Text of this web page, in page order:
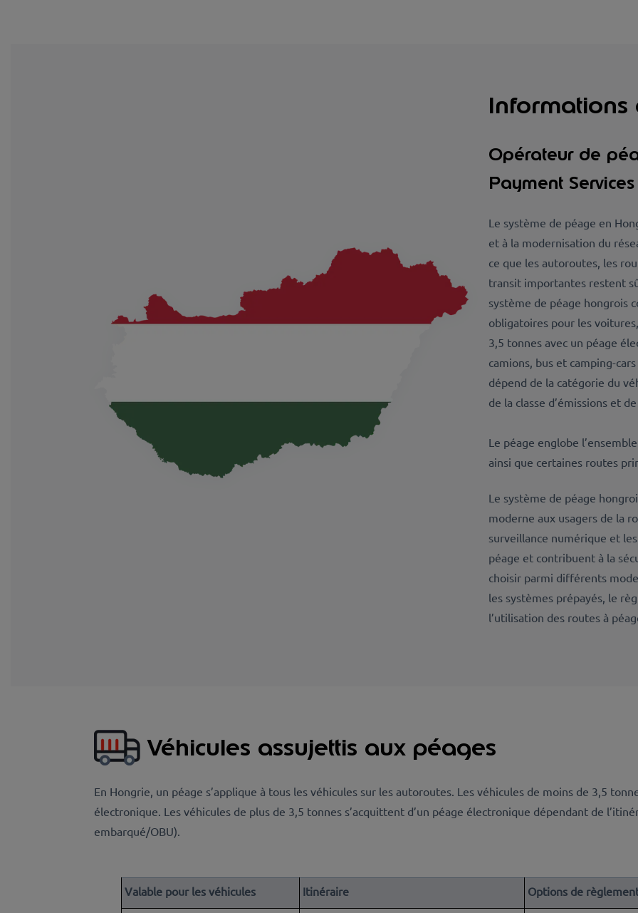
Informations
Opérateur de
Payment
Le système de péage en
et à la modernisation du
ce que les autoroutes, les
transit importantes restent
système de péage hongrois
obligatoires pour les
3,5 tonnes avec un péage
camions, bus et camping-
dépend de la catégorie du
de la classe d’émissions et
Le péage englobe
ainsi que certaines routes
Le système de péage
moderne aux usagers de la
surveillance numérique et
péage et contribuent à la
choisir parmi différents
les systèmes prépayés, le
l’utilisation des routes à
Véhicules assujettis aux péages
En Hongrie, un péage s’applique à tous les véhicules sur les autoroutes. Les véhicules de moins de 3,5
électronique. Les véhicules de plus de 3,5 tonnes s’acquittent d’un péage électronique dépendant de
embarqué/OBU).
Valable pour les véhicules Itinéraire Options de